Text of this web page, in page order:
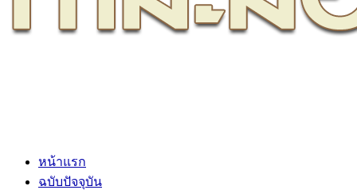
หน้าแรก
ฉบับปัจจุบัน